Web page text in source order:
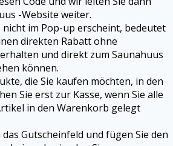
-Website weiter.
nicht im Pop-up erscheint, bedeutet
direkten Rabatt ohne
und direkt zum Saunahuus
können.
die Sie kaufen möchten, in den
Sie erst zur Kasse, wenn Sie alle
in den Warenkorb gelegt
das Gutscheinfeld und fügen Sie den